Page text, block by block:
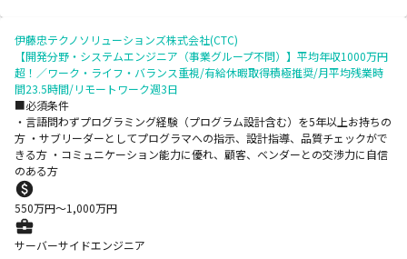
伊藤忠テクノソリューションズ株式会社(CTC)
【開発分野・システムエンジニア（事業グループ不問）】平均年収1000万円
超！／ワーク・ライフ・バランス重視/有給休暇取得積極推奨/月平均残業時
間23.5時間/リモートワーク週3日
■必須条件
・言語問わずプログラミング経験（プログラム設計含む）を5年以上お持ちの
方 ・サブリーダーとしてプログラマへの指示、設計指導、品質チェックがで
きる方 ・コミュニケーション能力に優れ、顧客、ベンダーとの交渉力に自信
のある方
550万円〜1,000万円
サーバーサイドエンジニア